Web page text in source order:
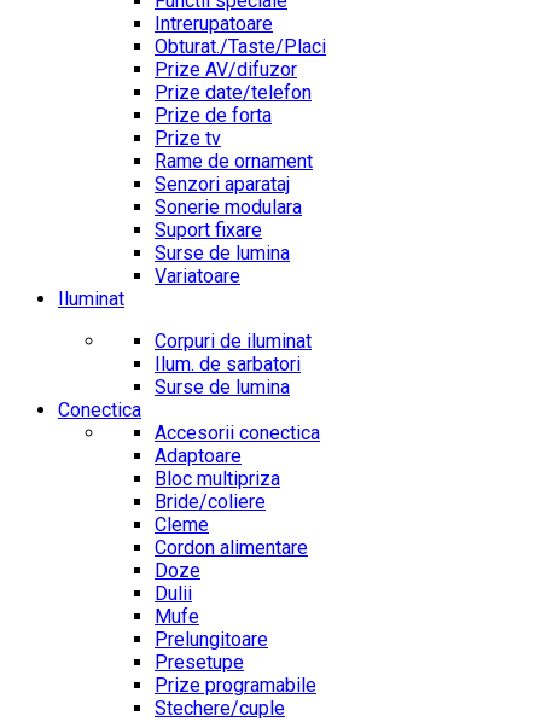
Intrerupatoare
Obturat./Taste/Placi
Prize AV/difuzor
Prize date/telefon
Prize de forta
Prize tv
Rame de ornament
Senzori aparataj
Sonerie modulara
Suport fixare
Surse de lumina
Variatoare
Iluminat
Corpuri de iluminat
Ilum. de sarbatori
Surse de lumina
Conectica
Accesorii conectica
Adaptoare
Bloc multipriza
Bride/coliere
Cleme
Cordon alimentare
Doze
Dulii
Mufe
Prelungitoare
Presetupe
Prize programabile
Stechere/cuple